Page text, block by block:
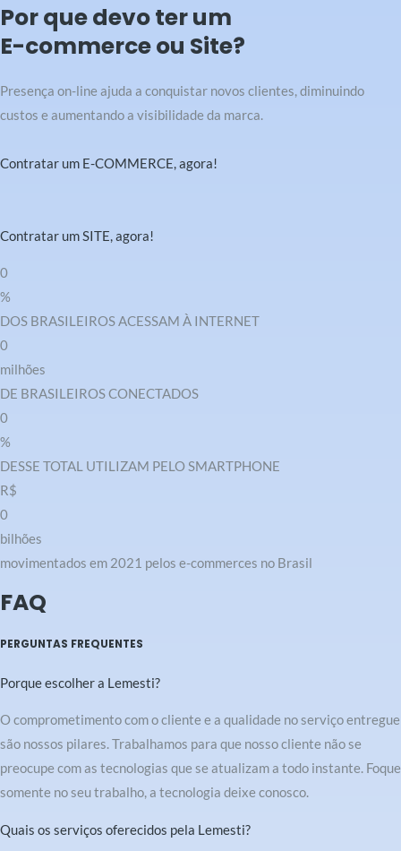
Por que devo ter um
E-commerce ou Site?
Presença on-line ajuda a conquistar novos clientes, diminuindo
custos e aumentando a visibilidade da marca.
Contratar um E-COMMERCE, agora!
Contratar um SITE, agora!
0
%
DOS BRASILEIROS ACESSAM À INTERNET
0
milhões
DE BRASILEIROS CONECTADOS
0
%
DESSE TOTAL UTILIZAM PELO SMARTPHONE
R$
0
bilhões
movimentados em 2021 pelos e-commerces no Brasil
FAQ
PERGUNTAS FREQUENTES
Porque escolher a Lemesti?
O comprometimento com o cliente e a qualidade no serviço entregue
são nossos pilares. Trabalhamos para que nosso cliente não se
preocupe com as tecnologias que se atualizam a todo instante. Foque
somente no seu trabalho, a tecnologia deixe conosco.
Quais os serviços oferecidos pela Lemesti?